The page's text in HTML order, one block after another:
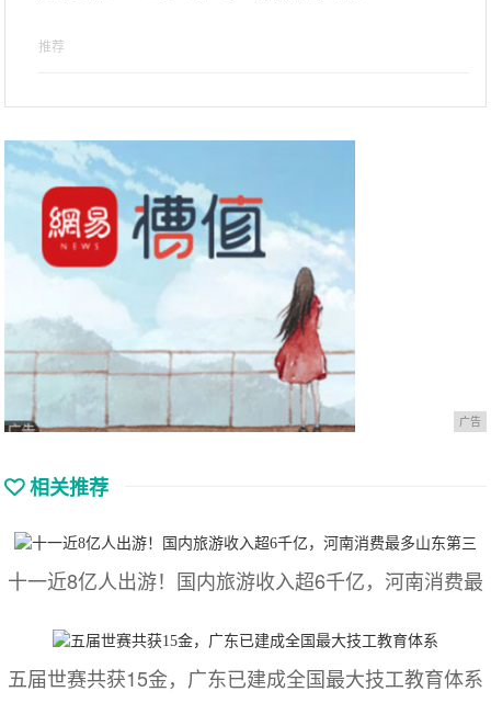
推荐
广告
相关推荐
十一近8亿人出游！国内旅游收入超6千亿，河南消费最
五届世赛共获15金，广东已建成全国最大技工教育体系